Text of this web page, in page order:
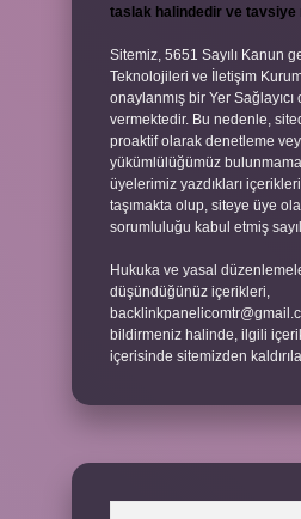
taslak halindedir ve tavsiye
Sitemiz, 5651 Sayılı Kanun
Teknolojileri ve İletişim
onaylanmış bir Yer
vermektedir. Bu nedenle,
proaktif olarak denetleme
yükümlülüğümüz
üyelerimiz yazdıkları
taşımakta olup, siteye üye
sorumluluğu kabul etmiş
Hukuka ve yasal
düşündüğünüz içerikleri,
bildirmeniz halinde, ilgili
içerisinde sitemizden